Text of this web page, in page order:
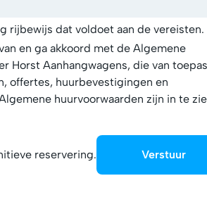
rijbewijs dat voldoet aan de vereisten.
en ga akkoord met de Algemene
Horst Aanhangwagens, die van
offertes, huurbevestigingen en
huurvoorwaarden zijn in te
reservering.